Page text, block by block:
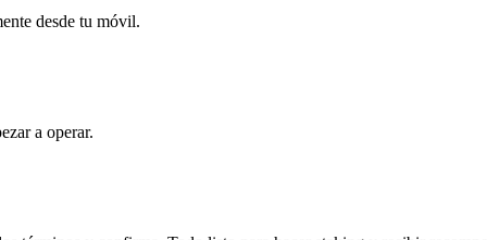
desde tu móvil.
a operar.